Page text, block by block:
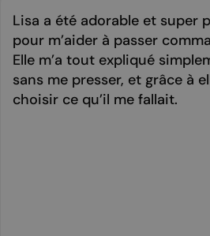
Lisa a été adorable et super
pour m’aider à passer
Elle m’a tout expliqué
sans me presser, et grâce à
choisir ce qu’il me fallait.